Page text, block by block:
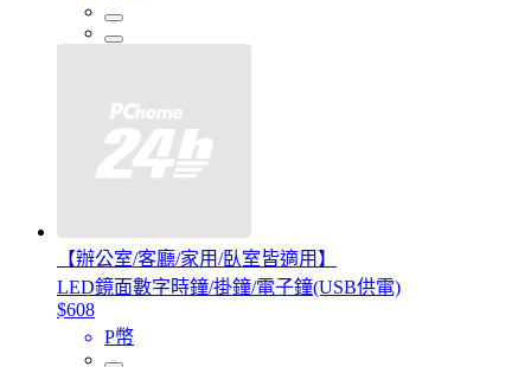
【辦公室/客廳/家用/臥室皆適用】
LED鏡面數字時鐘/掛鐘/電子鐘(USB供電)
$608
P幣